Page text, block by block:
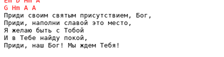
Приди своим святым присутствием, Бог,
Приди, наполни славой это место,
Я желаю быть с Тобой
И в Тебе найду покой,
Приди, наш Бог! Мы ждем Тебя!